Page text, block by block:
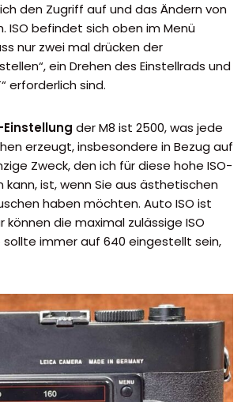
den Zugriff auf und das Ändern von
ISO befindet sich oben im Menü
nur zwei mal drücken der
ein Drehen des Einstellrads und
erforderlich sind.
Einstellung der M8 ist 2500, was jede
erzeugt, insbesondere in Bezug auf
Zweck, den ich für diese hohe ISO-
kann, ist, wenn Sie aus ästhetischen
haben möchten. Auto ISO ist
können die maximal zulässige ISO
immer auf 640 eingestellt sein,